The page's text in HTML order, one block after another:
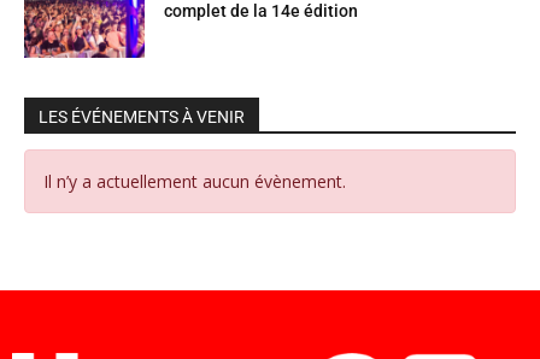
complet de la 14e édition
LES ÉVÉNEMENTS À VENIR
Il n’y a actuellement aucun évènement.